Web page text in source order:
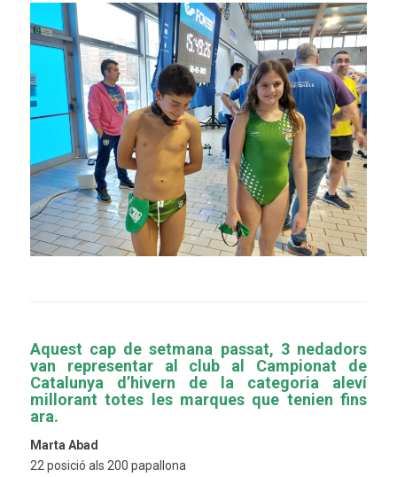
Aquest cap de setmana passat, 3 nedadors
van representar al club al Campionat de
Catalunya d’hivern de la categoria aleví
millorant totes les marques que tenien fins
ara.
Marta Abad
22 posició als 200 papallona